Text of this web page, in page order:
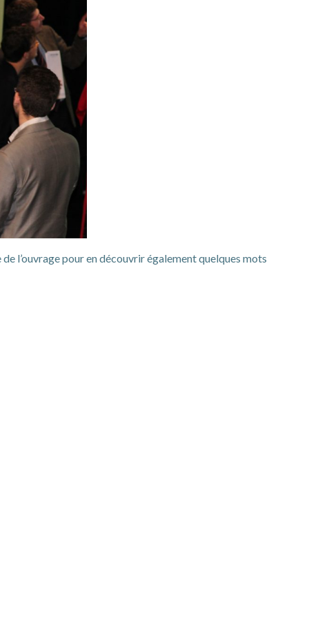
l’ouvrage pour en découvrir également quelques mots